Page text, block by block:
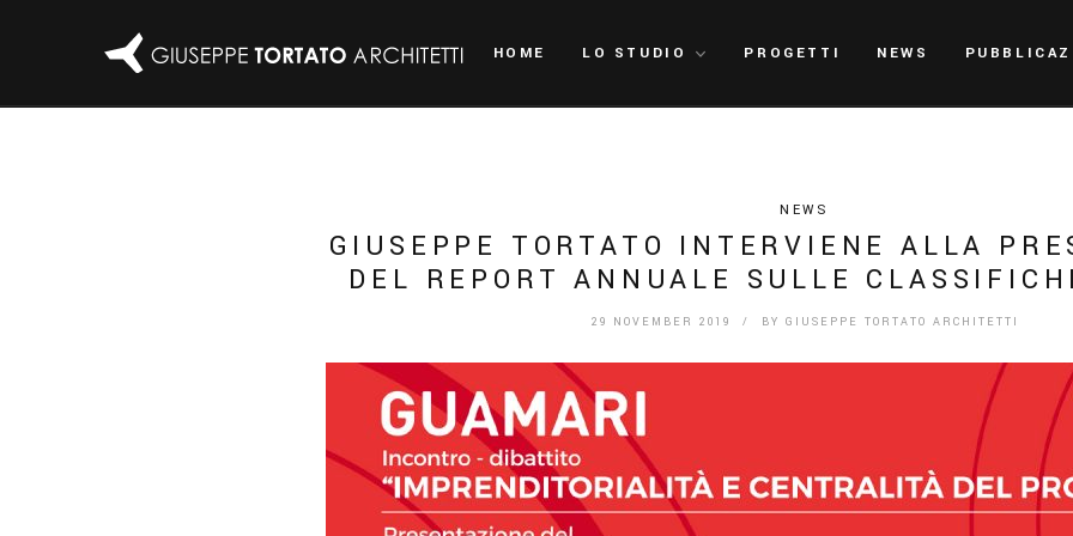
HOME LO STUDIO PROGETTI NEWS
NEWS
GIUSEPPE TORTATO INTERVIENE ALLA
DEL REPORT ANNUALE SULLE
29 NOVEMBER 2019 / BY GIUSEPPE TORTATO ARCHITETTI